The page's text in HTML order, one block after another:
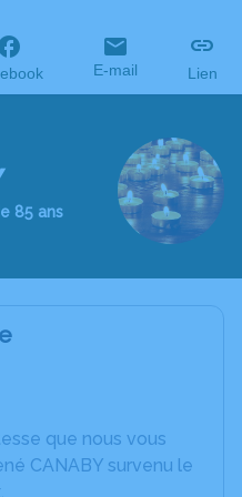
E-mail Lien
85 ans
que nous vous
CANABY survenu le